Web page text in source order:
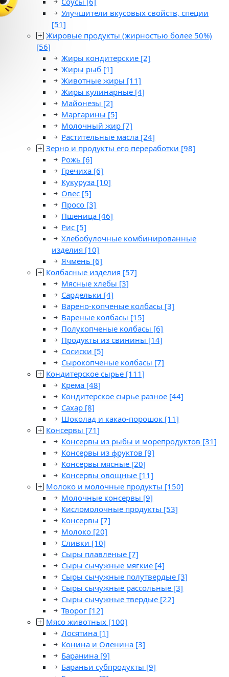
Улучшители вкусовых свойств, специи
[51]
Жировые продукты (жирностью более 50%)
[56]
Жиры кондитерские [2]
Жиры рыб [1]
Животные жиры [11]
Жиры кулинарные [4]
Майонезы [2]
Маргарины [5]
Молочный жир [7]
Растительные масла [24]
Зерно и продукты его переработки [98]
Рожь [6]
Гречиха [6]
Кукуруза [10]
Овес [5]
Просо [3]
Пшеница [46]
Рис [5]
Хлебобулочные комбинированные
изделия [10]
Ячмень [6]
Колбасные изделия [57]
Мясные хлебы [3]
Сардельки [4]
Варено-копченые колбасы [3]
Вареные колбасы [15]
Полукопченые колбасы [6]
Продукты из свинины [14]
Сосиски [5]
Сырокопченые колбасы [7]
Кондитерское сырье [111]
Крема [48]
Кондитерское сырье разное [44]
Сахар [8]
Шоколад и какао-порошок [11]
Консервы [71]
Консервы из рыбы и морепродуктов [31]
Консервы из фруктов [9]
Консервы мясные [20]
Консервы овощные [11]
Молоко и молочные продукты [150]
Молочные консервы [9]
Кисломолочные продукты [53]
Консервы [7]
Молоко [20]
Сливки [10]
Сыры плавленые [7]
Сыры сычужные мягкие [4]
Сыры сычужные полутвердые [3]
Сыры сычужные рассольные [3]
Сыры сычужные твердые [22]
Творог [12]
Мясо животных [100]
Лосятина [1]
Конина и Оленина [3]
Баранина [9]
Бараньи субпродукты [9]